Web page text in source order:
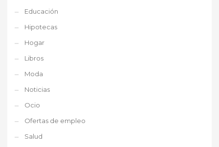
Educación
Hipotecas
Hogar
Libros
Moda
Noticias
Ocio
Ofertas de empleo
Salud